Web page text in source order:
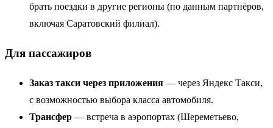
брать поездки в другие регионы (по данным партнёров,
включая Саратовский филиал).
Для пассажиров
Заказ такси через приложения — через Яндекс Такси,
с возможностью выбора класса автомобиля.
Трансфер — встреча в аэропортах (Шереметьево,